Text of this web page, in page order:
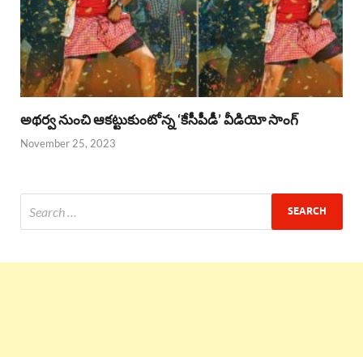
అథర్వ నుంచి ఆకట్టుకుంటోన్న ‘కేసీపీడీ’ వీడియో సాంగ్
November 25, 2023